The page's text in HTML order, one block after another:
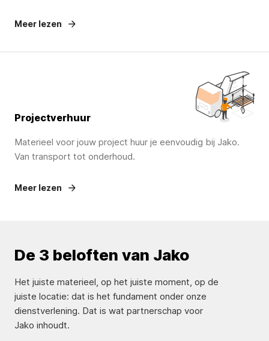
Meer lezen
Projectverhuur
Materieel voor jouw project huur je eenvoudig bij Jako.
Van transport tot onderhoud.
Meer lezen
De 3 beloften van Jako
Het juiste materieel, op het juiste moment, op de
juiste locatie: dat is het fundament onder onze
dienstverlening. Dat is wat partnerschap voor
Jako inhoudt.